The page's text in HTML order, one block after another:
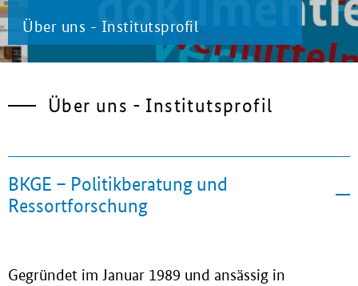
Über uns - Institutsprofil
Über uns - Institutsprofil
BKGE – Politikberatung und
Ressortforschung
Gegründet im Januar 1989 und ansässig in